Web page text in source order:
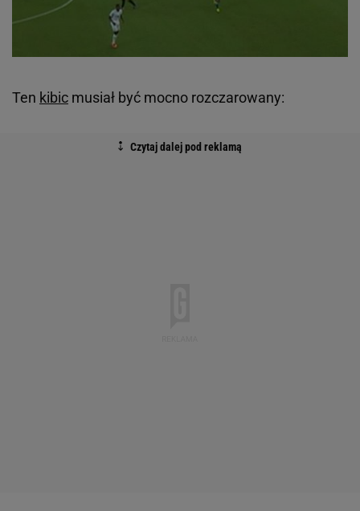
Ten kibic musiał być mocno rozczarowany: